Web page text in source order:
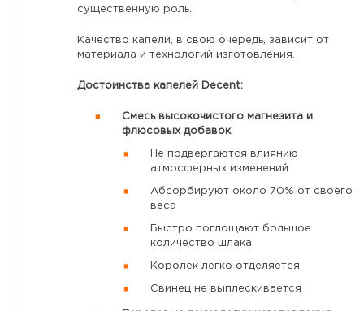
существенную роль.
Качество капели, в свою очередь, зависит от
материала и технологий изготовления.
Достоинства капелей Decent:
Смесь высокочистого магнезита и
флюсовых добавок
Не подвергаются влиянию
атмосферных изменений
Абсорбируют около 70% от своего
веса
Быстро поглощают большое
количество шлака
Королек легко отделяется
Свинец не выплескивается